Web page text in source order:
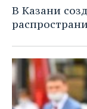
В Казани